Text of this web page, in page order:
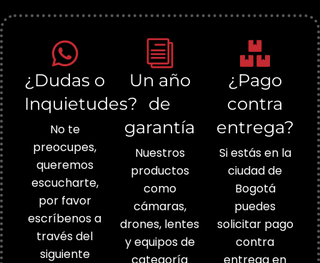
¿Dudas o
Inquietudes?
No te
preocupes,
queremos
escucharte,
por favor
escríbenos a
través del
siguiente
Un año
de
garantía
Nuestros
productos
como
cámaras,
drones, lentes
y equipos de
¿Pago
contra
entrega?
Si estás en la
ciudad de
Bogotá
puedes
solicitar pago
contra